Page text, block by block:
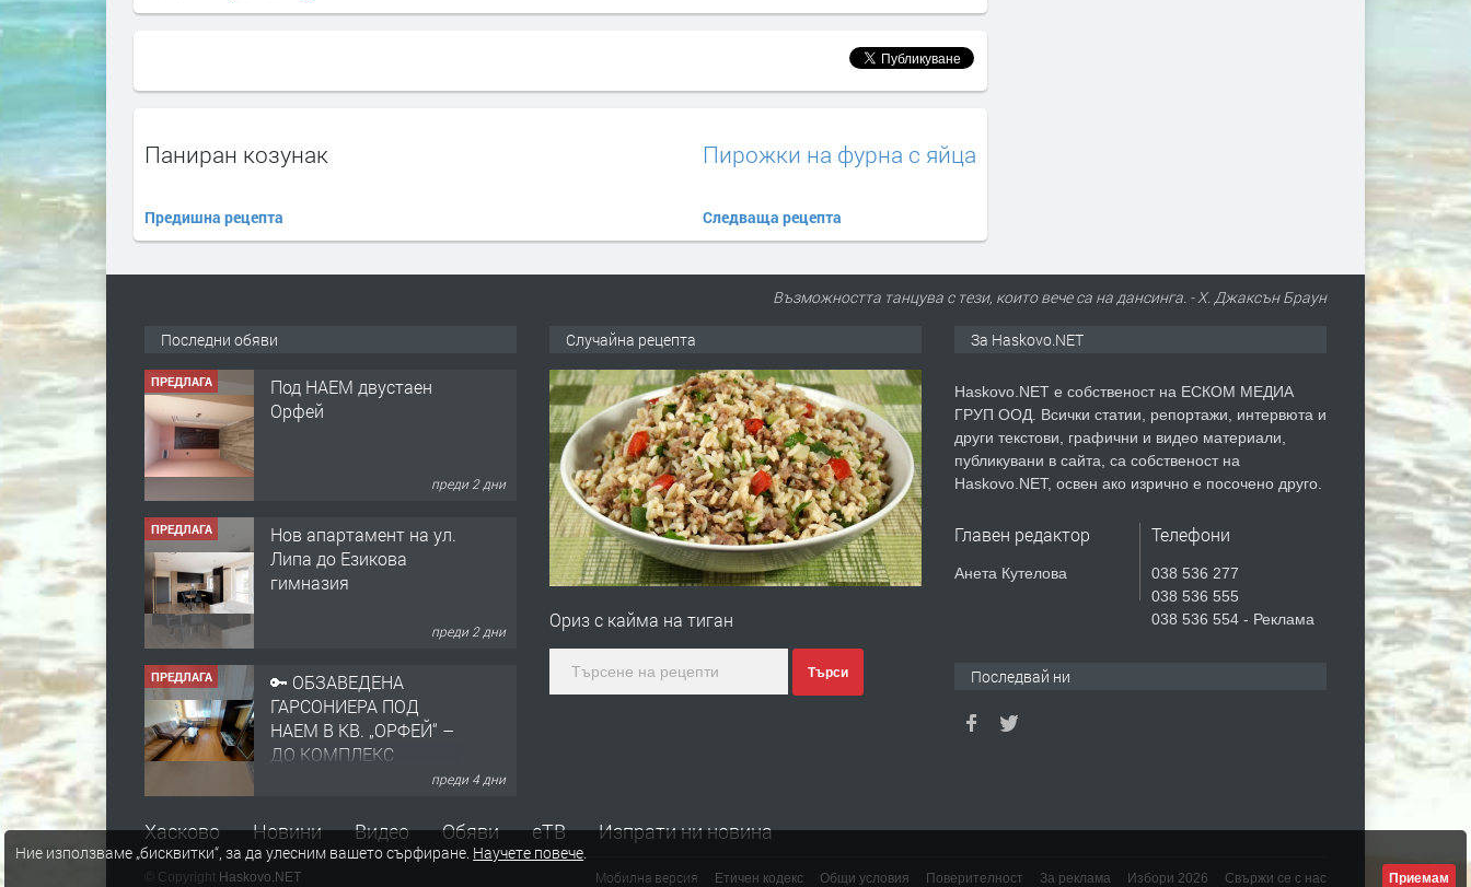
Паниран козунак
Предишна рецепта
Пирожки на фурна с яйца
Следваща рецепта
Възможността танцува с тези, които вече са на дансинга. - Х. Джаксън Браун
Последни обяви
ПРЕДЛАГА
Под НАЕМ двустаен
Орфей
преди 2 дни
ПРЕДЛАГА
Нов апартамент на ул.
Липа до Езикова
гимназия
преди 2 дни
ПРЕДЛАГА
🔑 ОБЗАВЕДЕНА
ГАРСОНИЕРА ПОД
НАЕМ В КВ. „ОРФЕЙ“ –
ДО КОМПЛЕКС
преди 4 дни
ПРЕДЛАГА
НАПЪЛНО ОБЗАВЕДЕН
И ОБОРУДВАН
ТРИСТАЕН
Случайна рецепта
Ориз с кайма на тиган
Търси
За Haskovo.NET
Haskovo.NET е собственост на ЕСКОМ МЕДИА
ГРУП ООД. Всички статии, репортажи, интервюта и
други текстови, графични и видео материали,
публикувани в сайта, са собственост на
Haskovo.NET, освен ако изрично е посочено друго.
Главен редактор
Анета Кутелова
Телефони
038 536 277
038 536 555
038 536 554 - Реклама
Последвай ни
Хасково Новини Видео Обяви еТВ Изпрати ни новина
© Copyright Haskovo.NET Мобилна версия Етичен кодекс Общи условия Поверителност За реклама Избори 2026 Свържи се с нас
Ние използваме „бисквитки“, за да улесним вашето сърфиране. Научете повече.
Приемам